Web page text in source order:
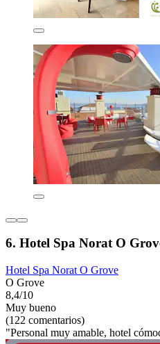
6. Hotel Spa Norat O
Hotel Spa Norat O Grove
O Grove
8,4/10
Muy bueno
(122 comentarios)
"Personal muy amable, hotel